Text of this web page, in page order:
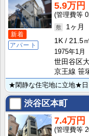
新着
アパート
5.9万円
1ヶ月
1K
21.5㎡
1975年1月
世田谷区
京王線 笹
渋谷区本町
7.4万円